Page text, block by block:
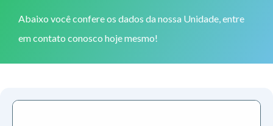
Abaixo você confere os dados da nossa Unidade, entre
em contato conosco hoje mesmo!